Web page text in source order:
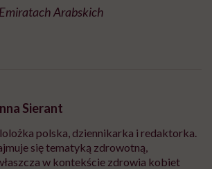
Arabskich
Sierant
polska, dziennikarka i redaktorka.
się tematyką zdrowotną,
w kontekście zdrowia kobiet